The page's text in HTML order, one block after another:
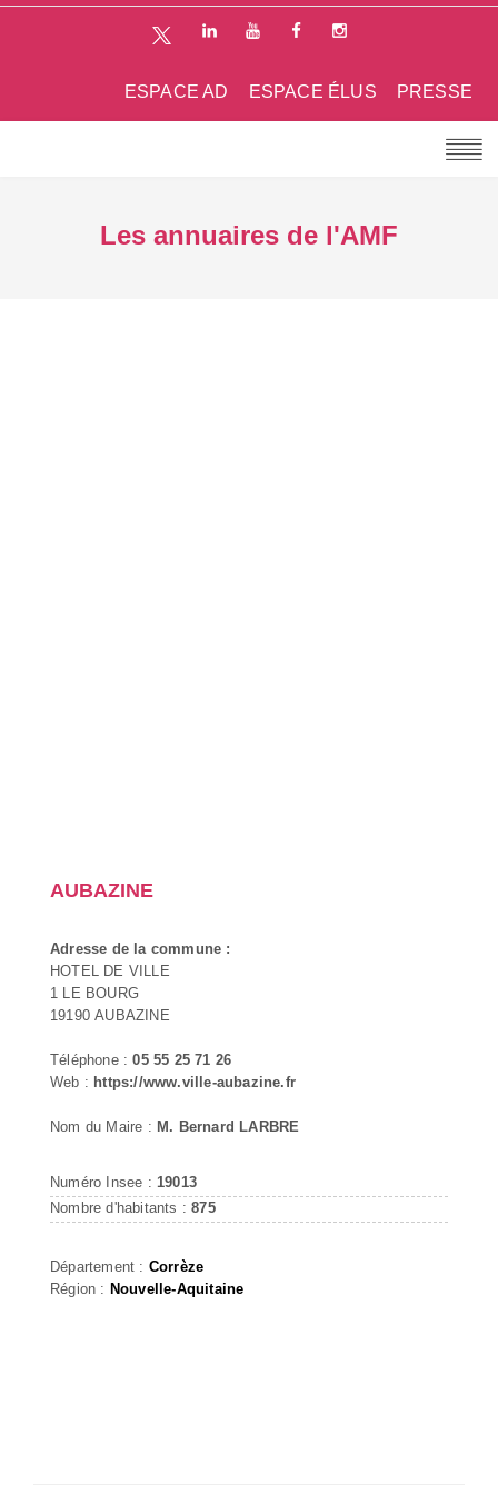
PRESSE
ESPACE ÉLUS
ESPACE AD
Les annuaires de l'AMF
AUBAZINE
Adresse de la commune :
HOTEL DE VILLE
1 LE BOURG
19190 AUBAZINE
Téléphone :05 55 25 71 26
Web : https://www.ville-aubazine.fr
Nom du Maire : M. Bernard LARBRE
Numéro Insee : 19013
Nombre d'habitants :875
Département : Corrèze
Région : Nouvelle-Aquitaine